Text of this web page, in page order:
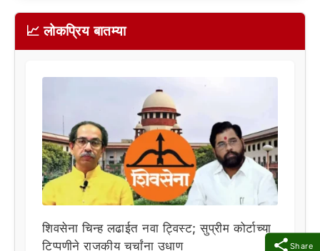
Share
📈 लोकप्रिय बातम्या
शिवसेना चिन्ह लढाईत नवा ट्विस्ट; सुप्रीम कोर्टाच्या
टिप्पणीने राजकीय चर्चांना उधाण